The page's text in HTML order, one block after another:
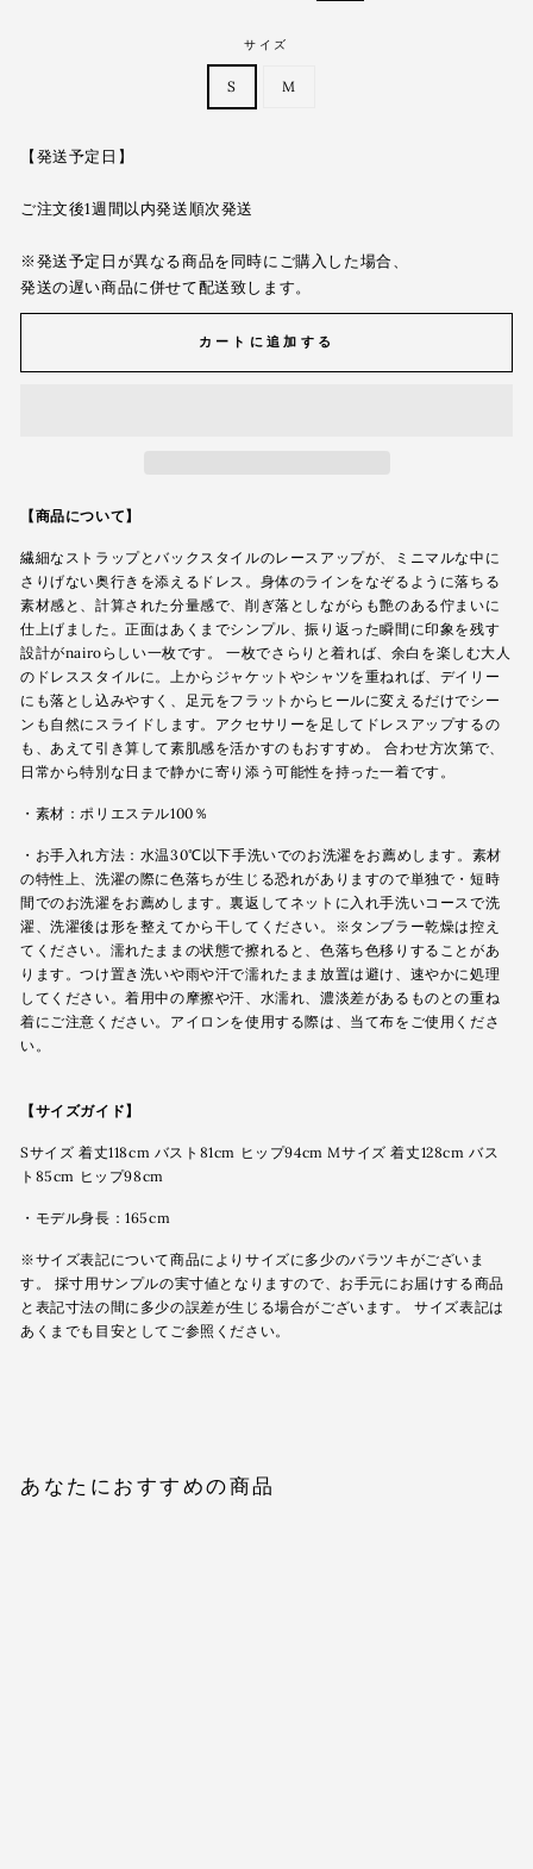
サイズ
S M
【発送予定日】
ご注文後1週間以内発送順次発送
※発送予定日が異なる商品を同時にご購入した場合、
発送の遅い商品に併せて配送致します。
カートに追加する
【商品について】
繊細なストラップとバックスタイルのレースアップが、ミニマルな中に
さりげない奥行きを添えるドレス。身体のラインをなぞるように落ちる
素材感と、計算された分量感で、削ぎ落としながらも艶のある佇まいに
仕上げました。正面はあくまでシンプル、振り返った瞬間に印象を残す
設計がnairoらしい一枚です。 一枚でさらりと着れば、余白を楽しむ大人
のドレススタイルに。上からジャケットやシャツを重ねれば、デイリー
にも落とし込みやすく、足元をフラットからヒールに変えるだけでシー
ンも自然にスライドします。アクセサリーを足してドレスアップするの
も、あえて引き算して素肌感を活かすのもおすすめ。 合わせ方次第で、
日常から特別な日まで静かに寄り添う可能性を持った一着です。
・素材：ポリエステル100％
・お手入れ方法：水温30℃以下手洗いでのお洗濯をお薦めします。素材
の特性上、洗濯の際に色落ちが生じる恐れがありますので単独で・短時
間でのお洗濯をお薦めします。裏返してネットに入れ手洗いコースで洗
濯、洗濯後は形を整えてから干してください。※タンブラー乾燥は控え
てください。濡れたままの状態で擦れると、色落ち色移りすることがあ
ります。つけ置き洗いや雨や汗で濡れたまま放置は避け、速やかに処理
してください。着用中の摩擦や汗、水濡れ、濃淡差があるものとの重ね
着にご注意ください。アイロンを使用する際は、当て布をご使用くださ
い。
【サイズガイド】
Sサイズ 着丈118cm バスト81cm ヒップ94cm Mサイズ 着丈128cm バス
ト85cm ヒップ98cm
・モデル身長：165cm
※サイズ表記について商品によりサイズに多少のバラツキがございま
す。 採寸用サンプルの実寸値となりますので、お手元にお届けする商品
と表記寸法の間に多少の誤差が生じる場合がございます。 サイズ表記は
あくまでも目安としてご参照ください。
あなたにおすすめの商品